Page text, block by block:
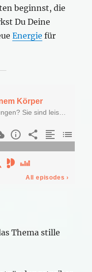
beginnst, die
Du Deine
Energie für
Thema stille